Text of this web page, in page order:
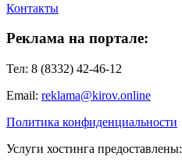
Контакты
Реклама на портале:
Тел: 8 (8332) 42-46-12
Email: reklama@kirov.online
Политика конфиденциальности
Услуги хостинга предоставлены: